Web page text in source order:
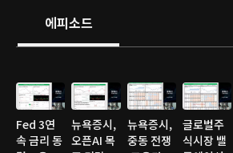
에피소드
Fed 3연
속 금리 동
뉴욕증시,
오픈AI 목
뉴욕증시,
중동 전쟁
글로벌주
식시장 밸